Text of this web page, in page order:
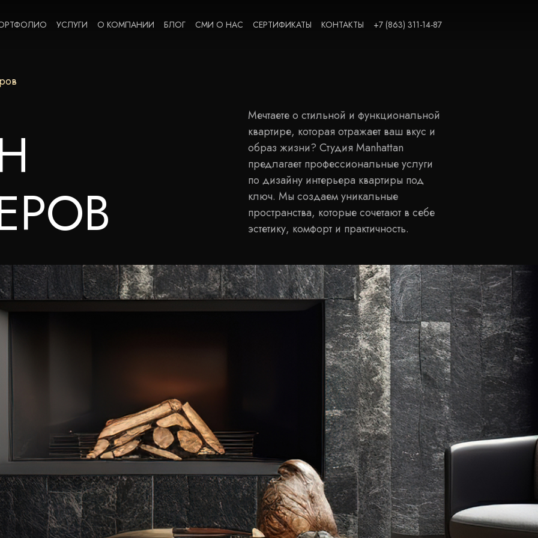
УСЛУГИ О КОМПАНИИ БЛОГ СМИ О НАС СЕРТИФИКАТЫ КОНТАКТЫ +7 (863) 311-14-87
Мечтаете о стильной и функциональной
квартире, которая отражает ваш вкус и
образ жизни? Студия Manhattan
предлагает профессиональные услуги
по дизайну интерьера квартиры под
ключ. Мы создаем уникальные
пространства, которые сочетают в себе
эстетику, комфорт и практичность.